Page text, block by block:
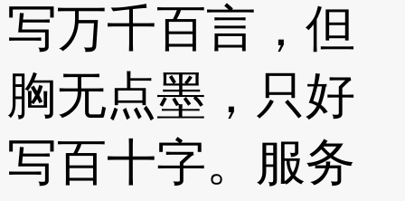
写万千百言，但
胸无点墨，只好
写百十字。服务